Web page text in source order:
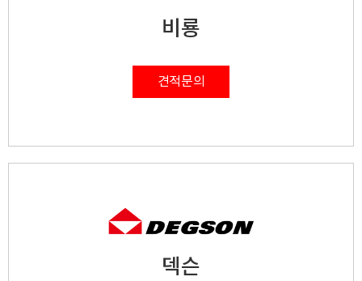
비룡
견적문의
덱슨